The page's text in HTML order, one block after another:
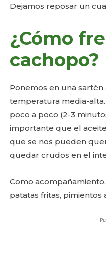
Dejamos reposar un
¿Cómo
cachopo?
Ponemos en una
temperatura media-
poco a poco (2-3
importante que el
que se nos pueden
quedar crudos en el
Como
patatas fritas, pimientos
-